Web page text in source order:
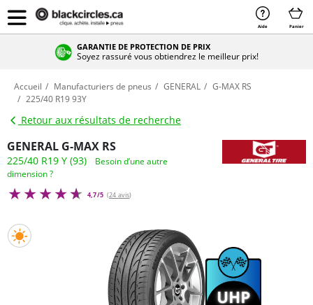
Aide Panier
GARANTIE DE PROTECTION DE PRIX
Soyez rassuré vous obtiendrez le meilleur prix!
Accueil Manufacturiers de pneus GENERAL
G-MAX RS
225/40 R19 93Y
Retour aux résultats de recherche
GENERAL G-MAX RS
225/40 R19 Y (93)
Besoin d’une autre
dimension ?
4,7/5 (24 avis)